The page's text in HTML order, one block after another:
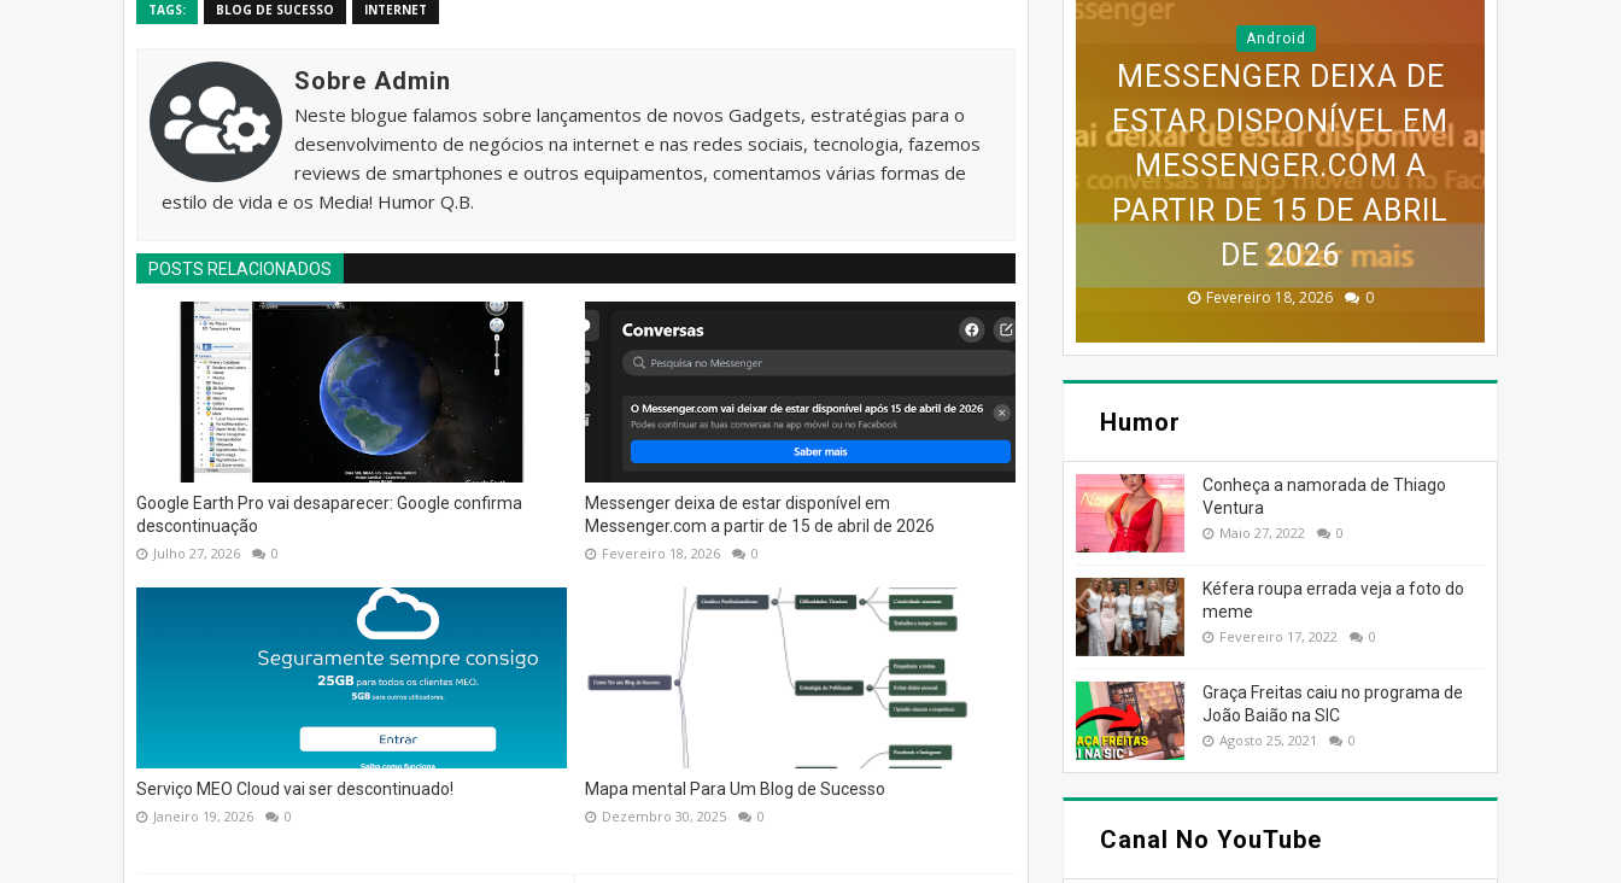
TAGS: BLOG DE SUCESSO INTERNET
Sobre Admin
Neste blogue falamos sobre lançamentos de novos Gadgets, estratégias para o
desenvolvimento de negócios na internet e nas redes sociais, tecnologia, fazemos
reviews de smartphones e outros equipamentos, comentamos várias formas de
estilo de vida e os Media! Humor Q.B.
POSTS RELACIONADOS
Google Earth Pro vai desaparecer: Google confirma
descontinuação
Julho 27, 2026 0
Messenger deixa de estar disponível em
Messenger.com a partir de 15 de abril de 2026
Fevereiro 18, 2026 0
Serviço MEO Cloud vai ser descontinuado!
Janeiro 19, 2026 0
Mapa mental Para Um Blog de Sucesso
Dezembro 30, 2025 0
GOOGLE EARTH PRO VAI
DESAPARECER: GOOGLE
CONFIRMA
DESCONTINUAÇÃO
Julho 27, 2026 0
Android
MESSENGER DEIXA DE
ESTAR DISPONÍVEL EM
MESSENGER.COM A
PARTIR DE 15 DE ABRIL
DE 2026
Fevereiro 18, 2026 0
Internet
SERVIÇO MEO CLOUD VAI
SER DESCONTINUADO!
Janeiro 19, 2026 0
MAPA MENTAL PARA UM
BLOG DE SUCESSO
Dezembro 30, 2025 0
INFOGRÁFICO PARA UM
BLOG DE SUCESSO
Dezembro 30, 2025 0
Humor
Conheça a namorada de Thiago
Ventura
Maio 27, 2022 0
Kéfera roupa errada veja a foto do
meme
Fevereiro 17, 2022 0
Graça Freitas caiu no programa de
João Baião na SIC
Agosto 25, 2021 0
Canal No YouTube